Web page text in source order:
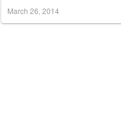
March 26, 2014